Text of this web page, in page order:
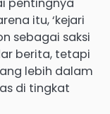
itu, ‘kejari
sebagai saksi
berita, tetapi
lebih dalam
di tingkat